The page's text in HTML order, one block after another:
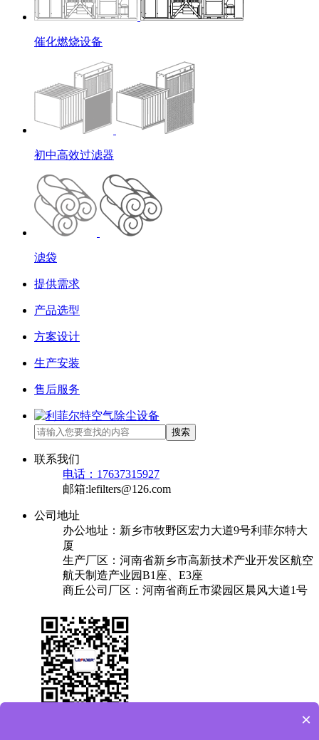
催化燃烧设备
初中高效过滤器
滤袋
提供需求
产品选型
方案设计
生产安装
售后服务
搜索
联系我们
电话：17637315927
邮箱:lefilters@126.com
公司地址
办公地址：新乡市牧野区宏力大道9号利菲尔特大
厦
生产厂区：河南省新乡市高新技术产业开发区航空
航天制造产业园B1座、E3座
商丘公司厂区：河南省商丘市梁园区晨风大道1号
×